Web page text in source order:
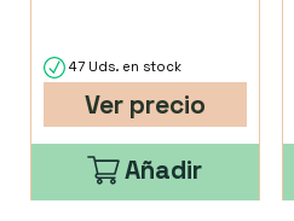
47 Uds. en stock
Ver precio
Añadir